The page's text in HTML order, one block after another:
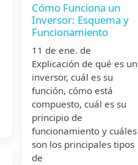
Cómo Funciona un
Inversor: Esquema y
Funcionamiento
11 de ene. de
Explicación de qué es un
inversor, cuál es su
función, cómo está
compuesto, cuál es su
principio de
funcionamiento y cuáles
son los principales tipos
de